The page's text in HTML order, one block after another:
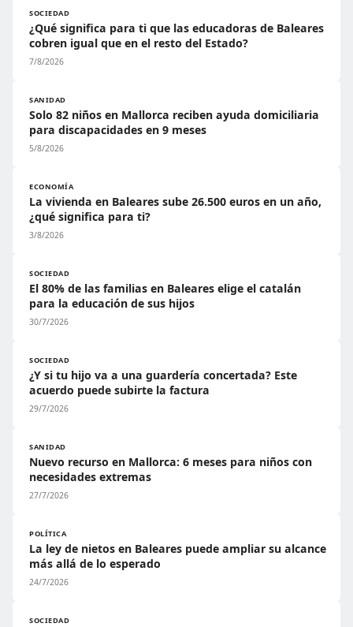
SOCIEDAD
¿Qué significa para ti que las educadoras de Baleares
cobren igual que en el resto del Estado?
7/8/2026
SANIDAD
Solo 82 niños en Mallorca reciben ayuda domiciliaria
para discapacidades en 9 meses
5/8/2026
ECONOMÍA
La vivienda en Baleares sube 26.500 euros en un año,
¿qué significa para ti?
3/8/2026
SOCIEDAD
El 80% de las familias en Baleares elige el catalán
para la educación de sus hijos
30/7/2026
SOCIEDAD
¿Y si tu hijo va a una guardería concertada? Este
acuerdo puede subirte la factura
29/7/2026
SANIDAD
Nuevo recurso en Mallorca: 6 meses para niños con
necesidades extremas
27/7/2026
POLÍTICA
La ley de nietos en Baleares puede ampliar su alcance
más allá de lo esperado
24/7/2026
SOCIEDAD